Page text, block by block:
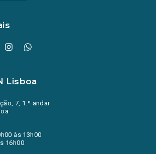
Lisboa
7, 1.º andar
às 13h00
16h00